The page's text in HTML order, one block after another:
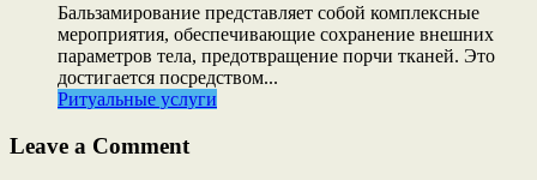
Бальзамирование представляет собой комплексные
мероприятия, обеспечивающие сохранение внешних
параметров тела, предотвращение порчи тканей. Это
достигается посредством...
Ритуальные услуги
Leave a Comment